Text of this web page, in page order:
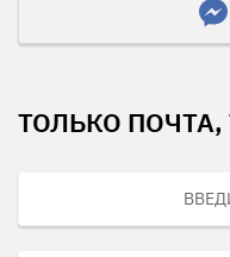
ТОЛЬКО ПОЧТА,